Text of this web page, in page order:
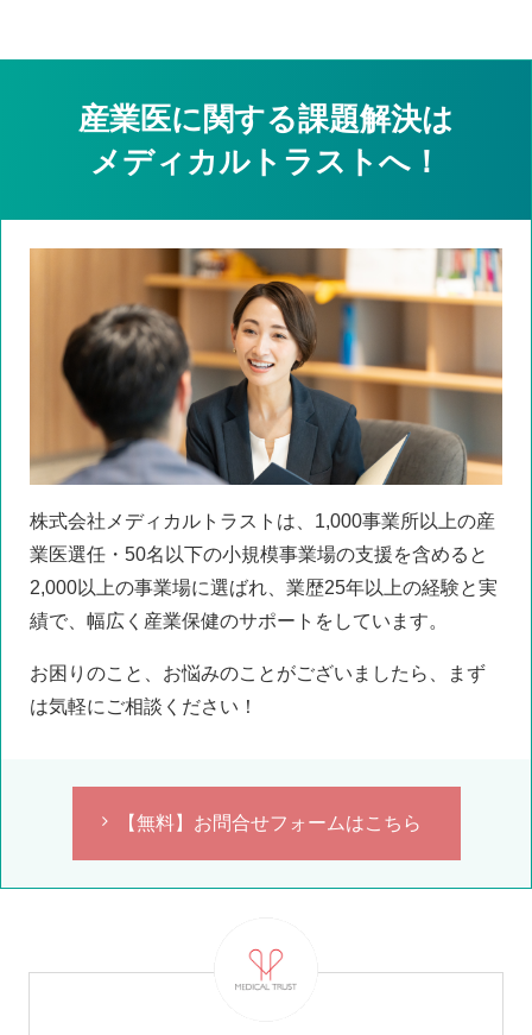
産業医に関する課題解決は
メディカルトラストへ！
株式会社メディカルトラストは、1,000事業所以上の産
業医選任・50名以下の小規模事業場の支援を含めると
2,000以上の事業場に選ばれ、業歴25年以上の経験と実
績で、幅広く産業保健のサポートをしています。
お困りのこと、お悩みのことがございましたら、まず
は気軽にご相談ください！
【無料】お問合せフォームはこちら